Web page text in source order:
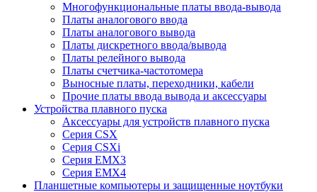
Многофункциональные платы ввода-вывода
Платы аналогового ввода
Платы аналогового вывода
Платы дискретного ввода/вывода
Платы релейного вывода
Платы счетчика-частотомера
Выносные платы, переходники, кабели
Прочие платы ввода вывода и аксессуары
Устройства плавного пуска
Аксессуары для устройств плавного пуска
Серия CSX
Серия CSXi
Серия EMX3
Серия EMX4
Планшетные компьютеры и защищенные ноутбуки